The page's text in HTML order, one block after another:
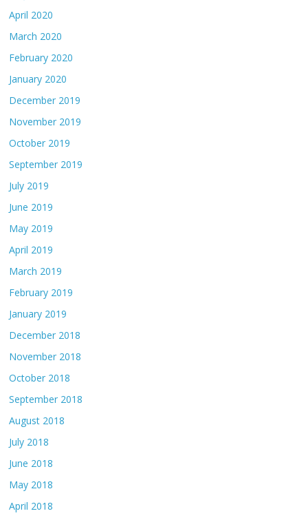
April 2020
March 2020
February 2020
January 2020
December 2019
November 2019
October 2019
September 2019
July 2019
June 2019
May 2019
April 2019
March 2019
February 2019
January 2019
December 2018
November 2018
October 2018
September 2018
August 2018
July 2018
June 2018
May 2018
April 2018